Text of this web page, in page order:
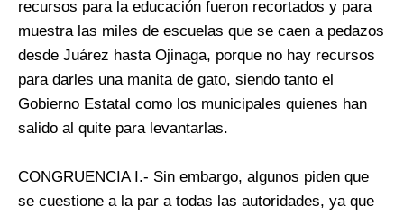
recursos para la educación fueron recortados y para
muestra las miles de escuelas que se caen a pedazos
desde Juárez hasta Ojinaga, porque no hay recursos
para darles una manita de gato, siendo tanto el
Gobierno Estatal como los municipales quienes han
salido al quite para levantarlas.
CONGRUENCIA I.- Sin embargo, algunos piden que
se cuestione a la par a todas las autoridades, ya que